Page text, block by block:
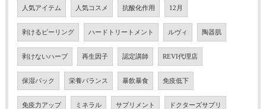
人気アイテム 人気コスメ 抗酸化作用 12月
剥けるピーリング ハードトリートメント ルヴィ 陶器肌
剥けないハーブ 再生因子 認定講師 REVI代理店
保湿パック 栄養バランス 暴飲暴食 免疫低下
免疫力アップ ミネラル サプリメント ドクターズサプリ